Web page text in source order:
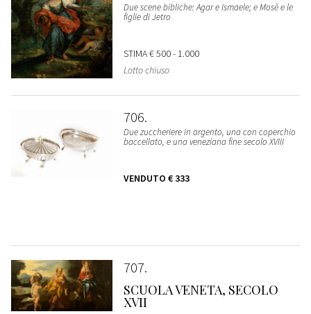
Due scene bibliche: Agar e Ismaele; e Mosè e le
figlie di Jetro
STIMA€ 500 - 1.000
Lotto chiuso
706
Due zuccheriere in argento, una con coperchio
baccellato, e una veneziana fine secolo XVIII
VENDUTO € 333
707
SCUOLA VENETA, SECOLO
XVII